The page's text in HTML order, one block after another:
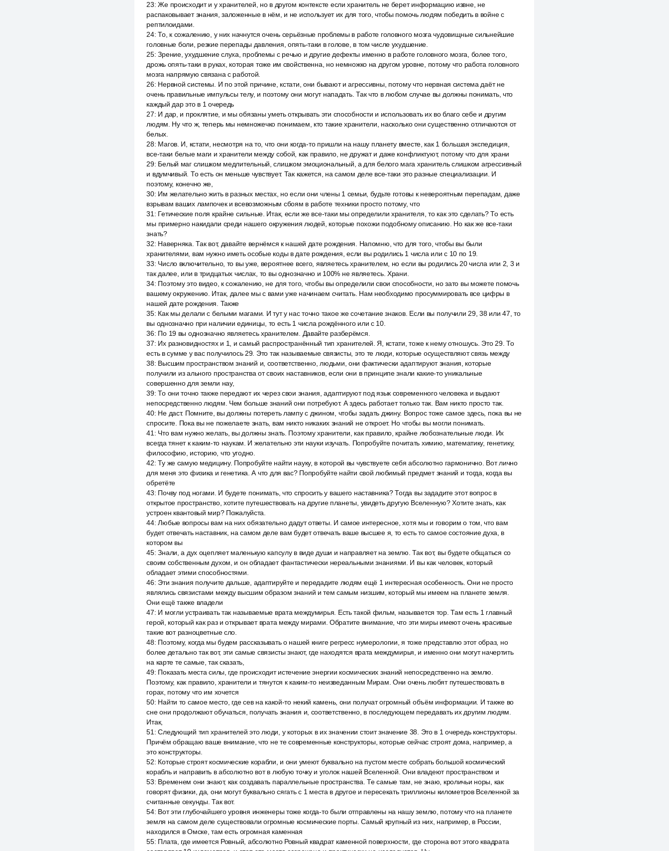
23:Же происходит и у хранителей, но в другом контексте если хранитель не берет информацию извне, не
распаковывает знания, заложенные в нём, и не использует их для того, чтобы помочь людям победить в войне с
рептилоидами.
24:То, к сожалению, у них начнутся очень серьёзные проблемы в работе головного мозга чудовищные сильнейшие
головные боли, резкие перепады давления, опять-таки в голове, в том числе ухудшение.
25:Зрение, ухудшение слуха, проблемы с речью и другие дефекты именно в работе головного мозга, более того,
дрожь опять-таки в руках, которая тоже им свойственна, но немножко на другом уровне, потому что работа головного
мозга напрямую связана с работой.
26: Нервной системы. И по этой причине, кстати, они бывают и агрессивны, потому что нервная система даёт не
очень правильные импульсы телу, и поэтому они могут нападать. Так что в любом случае вы должны понимать, что
каждый дар это в 1 очередь
27: И дар, и проклятие, и мы обязаны уметь открывать эти способности и использовать их во благо себе и другим
людям. Ну что ж, теперь мы немножечко понимаем, кто такие хранители, насколько они существенно отличаются от
белых.
28: Магов. И, кстати, несмотря на то, что они когда-то пришли на нашу планету вместе, как 1 большая экспедиция,
все-таки белые маги и хранители между собой, как правило, не дружат и даже конфликтуют, потому что для храни
29: Белый маг слишком медлительный, слишком эмоциональный, а для белого мага хранитель слишком агрессивный
и вдумчивый. То есть он меньше чувствует. Так кажется, на самом деле все-таки это разные специализации. И
поэтому, конечно же,
30: Им желательно жить в разных местах, но если они члены 1 семьи, будьте готовы к невероятным перепадам, даже
взрывам ваших лампочек и всевозможным сбоям в работе техники просто потому, что
31 : Гетические поля крайне сильные. Итак, если же все-таки мы определили хранителя, то как это сделать? То есть
мы примерно накидали среди нашего окружения людей, которые похожи подобному описанию. Но как же все-таки
знать?
32: Наверняка. Так вот, давайте вернёмся к нашей дате рождения. Напомню, что для того, чтобы вы были
хранителями, вам нужно иметь особые коды в дате рождения, если вы родились 1 числа или с 10 по 19.
33: Число включительно, то вы уже, вероятнее всего, являетесь хранителем, но если вы родились 20 числа или 2, 3 и
так далее, или в тридцатых числах, то вы однозначно и 100% не являетесь. Храни.
34: Поэтому это видео, к сожалению, не для того, чтобы вы определили свои способности, но зато вы можете помочь
вашему окружению. Итак, далее мы с вами уже начинаем считать. Нам необходимо просуммировать все цифры в
нашей дате рождения. Также
35: Как мы делали с белыми магами. И тут у нас точно такое же сочетание знаков. Если вы получили 29, 38 или 47, то
вы однозначно при наличии единицы, то есть 1 числа рождённого или с 10.
36: По 19 вы однозначно являетесь хранителем. Давайте разберёмся.
37: Их разновидностях и 1, и самый распространённый тип хранителей. Я, кстати, тоже к нему отношусь. Это 29. То
есть в сумме у вас получилось 29. Это так называемые связисты, это те люди, которые осуществляют связь между
38: Высшим пространством знаний и, соответственно, людьми, они фактически адаптируют знания, которые
получили из ального пространства от своих наставников, если они в принципе знали какие-то уникальные
совершенно для земли нау,
39:То они точно также передают их через свои знания, адаптируют под язык современного человека и выдают
непосредственно людям. Чем больше знаний они потребуют. А здесь работает только так. Вам никто просто так.
40: Не даст. Помните, вы должны потереть лампу с джином, чтобы задать джину. Вопрос тоже самое здесь, пока вы не
спросите. Пока вы не пожелаете знать, вам никто никаких знаний не откроет. Но чтобы вы могли понимать.
41 : Что вам нужно желать, вы должны знать. Поэтому хранители, как правило, крайне любознательные люди. Их
всегда тянет к каким-то наукам. И желательно эти науки изучать. Попробуйте почитать химию, математику, генетику,
философию, историю, что угодно.
42:Ту же самую медицину. Попробуйте найти науку, в которой вы чувствуете себя абсолютно гармонично. Вот лично
для меня это физика и генетика. А что для вас? Попробуйте найти свой любимый предмет знаний и тогда, когда вы
обретёте
43: Почву под ногами. И будете понимать, что спросить у вашего наставника? Тогда вы зададите этот вопрос в
открытое пространство, хотите путешествовать на другие планеты, увидеть другую Вселенную? Хотите знать, как
устроен квантовый мир? Пожалуйста.
44:Любые вопросы вам на них обязательно дадут ответы. И самое интересное, хотя мы и говорим о том, что вам
будет отвечать наставник, на самом деле вам будет отвечать ваше высшее я, то есть то самое состояние духа, в
котором вы
45:Знали, а дух оцепляет маленькую капсулу в виде души и направляет на землю. Так вот, вы будете общаться со
своим собственным духом, и он обладает фантастически нереальными знаниями. И вы как человек, который
обладает этими способностями.
46: Эти знания получите дальше, адаптируйте и передадите людям ещё 1 интересная особенность. Они не просто
являлись связистами между высшим образом знаний и тем самым низшим, который мы имеем на планете земля.
Они ещё также владели
47: И могли устраивать так называемые врата междумирья. Есть такой фильм, называется тор. Там есть 1 главный
герой, который как раз и открывает врата между мирами. Обратите внимание, что эти миры имеют очень красивые
такие вот разноцветные сло.
48: Поэтому, когда мы будем рассказывать о нашей книге регресс нумерологии, я тоже представлю этот образ, но
более детально так вот, эти самые связисты знают, где находятся врата междумирья, и именно они могут начертить
на карте те самые, так сказать,
49: Показать места силы, где происходит истечение энергии космических знаний непосредственно на землю.
Поэтому, как правило, хранители и тянутся к каким-то неизведанным Мирам. Они очень любят путешествовать в
горах, потому что им хочется
50: Найти то самое место, где сев на какой-то некий камень, они получат огромный объём информации. И также во
сне они продолжают обучаться, получать знания и, соответственно, в последующем передавать их другим людям.
Итак,
51 :Следующий тип хранителей это люди, у которых в их значении стоит значение 38. Это в 1 очередь конструкторы.
Причём обращаю ваше внимание, что не те современные конструкторы, которые сейчас строят дома, например, а
это конструкторы.
52: Которые строят космические корабли, и они умеют буквально на пустом месте собрать большой космический
корабль и направить в абсолютно вот в любую точку и уголок нашей Вселенной. Они владеют пространством и
53: Временем они знают, как создавать параллельные пространства. Те самые там, не знаю, кроличьи норы, как
говорят физики, да, они могут буквально сягать с 1 места в другое и пересекать триллионы километров Вселенной за
считанные секунды. Так вот.
54: Вот эти глубочайшего уровня инженеры тоже когда-то были отправлены на нашу землю, потому что на планете
земля на самом деле существовали огромные космические порты. Самый крупный из них, например, в России,
находился в Омске, там есть огромная каменная
55: Плата, где имеется Ровный, абсолютно Ровный квадрат каменной поверхности, где сторона вот этого квадрата